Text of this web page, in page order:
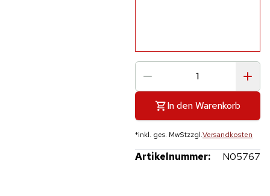
In den Warenkorb
*inkl. ges. MwStzzgl.Versandkosten
Artikelnummer: N05767